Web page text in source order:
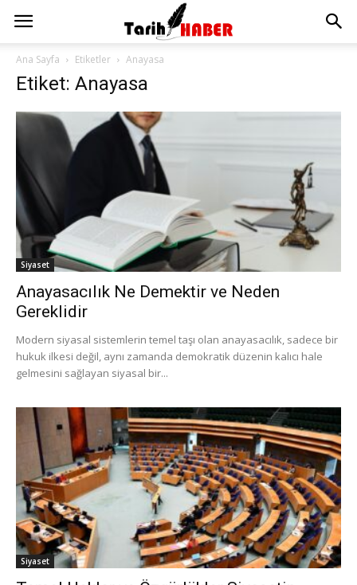
Ana Sayfa Etiketler Anayasa
Etiket: Anayasa
Siyaset
Anayasacılık Ne Demektir ve Neden
Gereklidir
Modern siyasal sistemlerin temel taşı olan anayasacılık, sadece bir
hukuk ilkesi değil, aynı zamanda demokratik düzenin kalıcı hale
gelmesini sağlayan siyasal bir...
Siyaset